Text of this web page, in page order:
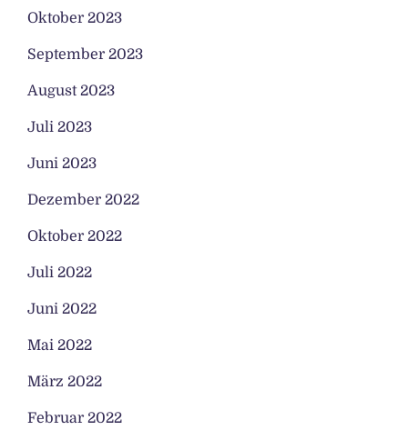
Oktober 2023
September 2023
August 2023
Juli 2023
Juni 2023
Dezember 2022
Oktober 2022
Juli 2022
Juni 2022
Mai 2022
März 2022
Februar 2022